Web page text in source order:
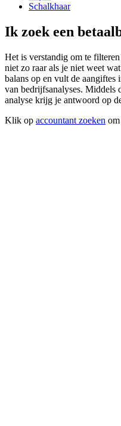
Schalkhaar
Ik zoek een
Het is verstandig om te
niet zo raar als je niet weet
balans op en vult de
van bedrijfsanalyses. Middels
analyse krijg je antwoord op
Klik op accountant zoeken